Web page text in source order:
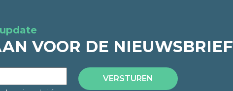
VOOR DE NIEUWSBRIEF